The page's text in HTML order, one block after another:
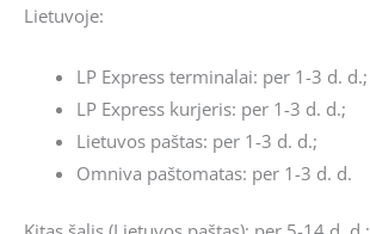
Lietuvoje:
LP Express terminalai: per 1-3 d. d.;
LP Express kurjeris: per 1-3 d. d.;
Lietuvos paštas: per 1-3 d. d.;
Omniva paštomatas: per 1-3 d. d.